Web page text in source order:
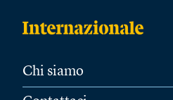
Chi siamo